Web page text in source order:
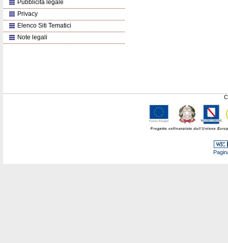
Pubblicità legale
Privacy
Elenco Siti Tematici
Note legali